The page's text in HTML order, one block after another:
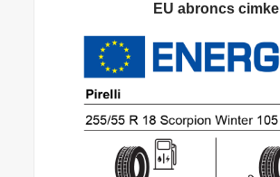
EU abroncs cimke